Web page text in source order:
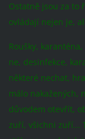
Ostatně jsou za to
ovládají nejen je,
Roušky,
ne, desinfekce,
některé nechat,
málo nakažených,
důvodem otevřít,
zuří, všichni zuří...